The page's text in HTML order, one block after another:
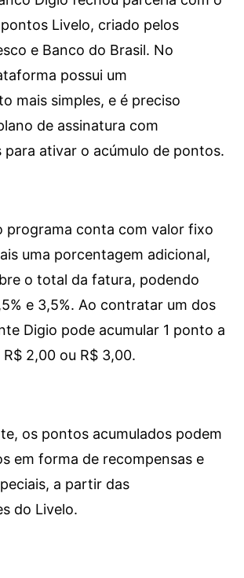
Livelo, criado pelos
e Banco do Brasil. No
possui um
mais simples, e é preciso
de assinatura com
para ativar o acúmulo de pontos.
programa conta com valor fixo
uma porcentagem adicional,
o total da fatura, podendo
e 3,5%. Ao contratar um dos
Digio pode acumular 1 ponto a
R$ 2,00 ou R$ 3,00.
os pontos acumulados podem
em forma de recompensas e
a partir das
do Livelo.